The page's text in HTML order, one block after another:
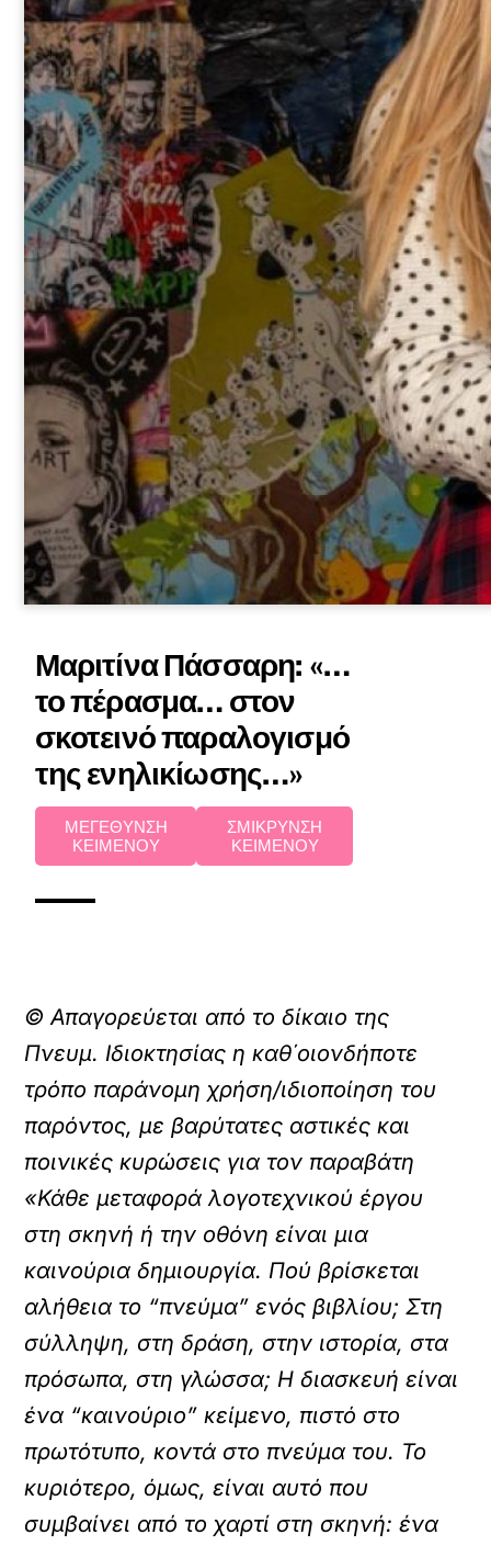
Μαριτίνα Πάσσαρη: «…
το πέρασμα… στον
σκοτεινό παραλογισμό
της ενηλικίωσης…»
ΜΕΓΕΘΥΝΣΗ
ΚΕΙΜΕΝΟΥ
ΣΜΙΚΡΥΝΣΗ
ΚΕΙΜΕΝΟΥ
© Απαγορεύεται από το δίκαιο της
Πνευμ. Ιδιοκτησίας η καθ΄οιονδήποτε
τρόπο παράνομη χρήση/ιδιοποίηση του
παρόντος, με βαρύτατες αστικές και
ποινικές κυρώσεις για τον παραβάτη
«Κάθε μεταφορά λογοτεχνικού έργου
στη σκηνή ή την οθόνη είναι μια
καινούρια δημιουργία. Πού βρίσκεται
αλήθεια το “πνεύμα” ενός βιβλίου; Στη
σύλληψη, στη δράση, στην ιστορία, στα
πρόσωπα, στη γλώσσα; Η διασκευή είναι
ένα “καινούριο” κείμενο, πιστό στο
πρωτότυπο, κοντά στο πνεύμα του. Το
κυριότερο, όμως, είναι αυτό που
συμβαίνει από το χαρτί στη σκηνή: ένα